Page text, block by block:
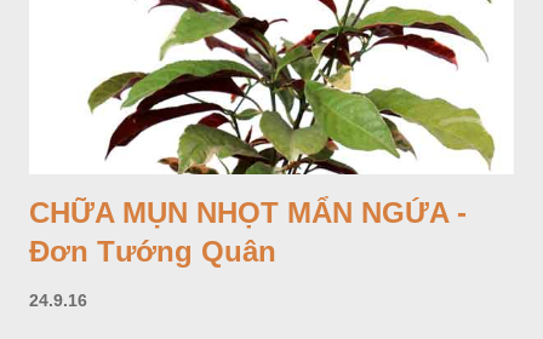
CHỮA MỤN NHỌT MẨN NGỨA -
Đơn Tướng Quân
24.9.16